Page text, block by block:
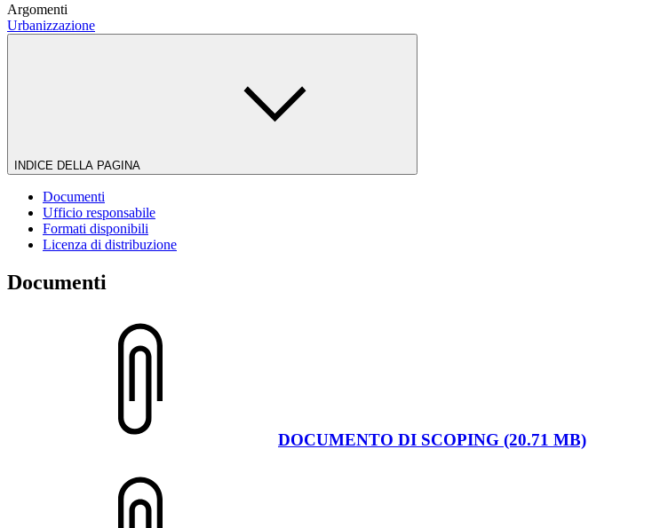
Argomenti
Urbanizzazione
INDICE DELLA PAGINA
Documenti
Ufficio responsabile
Formati disponibili
Licenza di distribuzione
Documenti
DOCUMENTO DI SCOPING (20.71 MB)